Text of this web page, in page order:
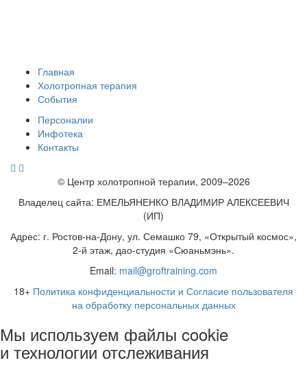
Главная
Холотропная терапия
События
Персоналии
Инфотека
Контакты
© Центр холотропной терапии, 2009–2026
Владелец сайта: ЕМЕЛЬЯНЕНКО ВЛАДИМИР АЛЕКСЕЕВИЧ
(ИП)
Адрес: г. Ростов-на-Дону, ул. Семашко 79, «Открытый космос»,
2-й этаж, дао-студия «Сюаньмэнь».
Email: mail@groftraining.com
18+ Политика конфиденциальности и Согласие пользователя
на обработку персональных данных
Мы используем файлы cookie
и технологии отслеживания